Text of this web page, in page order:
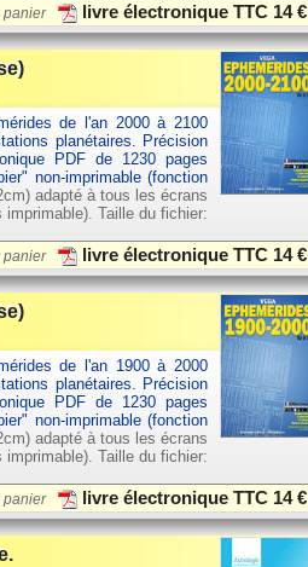
panier livre électronique TTC 14 €
de l'an 2000 à 2100
planétaires. Précision
PDF de 1230 pages
non-imprimable (fonction
adapté à tous les écrans
Taille du fichier:
panier livre électronique TTC 14 €
de l'an 1900 à 2000
planétaires. Précision
PDF de 1230 pages
non-imprimable (fonction
adapté à tous les écrans
Taille du fichier:
panier livre électronique TTC 14 €